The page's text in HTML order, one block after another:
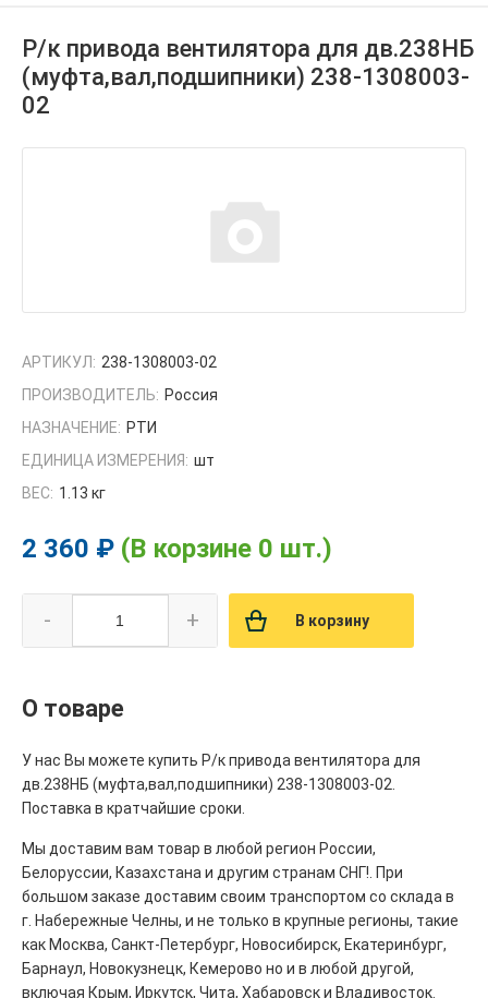
Р/к привода вентилятора для дв.238НБ
(муфта,вал,подшипники) 238-1308003-
02
АРТИКУЛ: 238-1308003-02
ПРОИЗВОДИТЕЛЬ: Россия
НАЗНАЧЕНИЕ: РТИ
ЕДИНИЦА ИЗМЕРЕНИЯ: шт
ВЕС: 1.13 кг
2 360 ₽ (В корзине 0 шт.)
- + В корзину
О товаре
У нас Вы можете купить Р/к привода вентилятора для
дв.238НБ (муфта,вал,подшипники) 238-1308003-02.
Поставка в кратчайшие сроки.
Мы доставим вам товар в любой регион России,
Белоруссии, Казахстана и другим странам СНГ!. При
большом заказе доставим своим транспортом со склада в
г. Набережные Челны, и не только в крупные регионы, такие
как Москва, Санкт-Петербург, Новосибирск, Екатеринбург,
Барнаул, Новокузнецк, Кемерово но и в любой другой,
включая Крым, Иркутск, Чита, Хабаровск и Владивосток.